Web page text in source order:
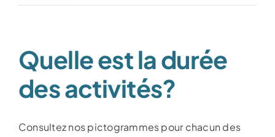
Quelle est la durée
des activités?
Consultez nos pictogrammes pour chacun des